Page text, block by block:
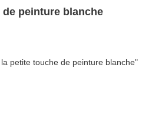
peinture blanche